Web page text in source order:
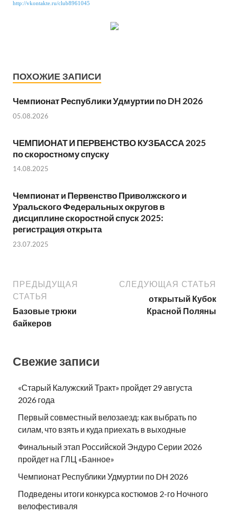
http://vkontakte.ru/club8961045
ПОХОЖИЕ ЗАПИСИ
Чемпионат Республики Удмуртии по DH 2026
05.08.2026
ЧЕМПИОНАТ И ПЕРВЕНСТВО КУЗБАССА 2025
по скоростному спуску
14.08.2025
Чемпионат и Первенство Приволжского и
Уральского Федеральных округов в
дисциплине скоростной спуск 2025:
регистрация открыта
23.07.2025
ПРЕДЫДУЩАЯ
СТАТЬЯ
Базовые трюки
байкеров
СЛЕДУЮЩАЯ СТАТЬЯ
открытый Кубок
Красной Поляны
Свежие записи
«Старый Калужский Тракт» пройдет 29 августа
2026 года
Первый совместный велозаезд: как выбрать по
силам, что взять и куда приехать в выходные
Финальный этап Российской Эндуро Серии 2026
пройдет на ГЛЦ «Банное»
Чемпионат Республики Удмуртии по DH 2026
Подведены итоги конкурса костюмов 2-го Ночного
велофестиваля